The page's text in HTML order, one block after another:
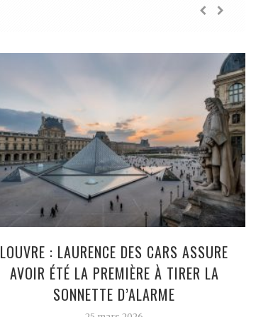
LOUVRE : LAURENCE DES CARS ASSURE
AVOIR ÉTÉ LA PREMIÈRE À TIRER LA
SONNETTE D’ALARME